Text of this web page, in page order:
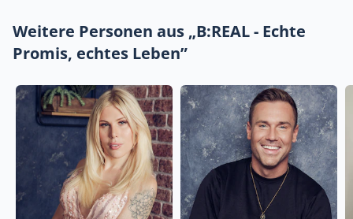
Weitere Personen aus „B:REAL - Echte
Promis, echtes Leben”